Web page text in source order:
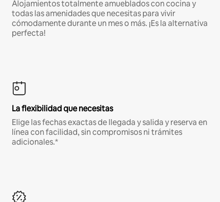
Alojamientos totalmente amueblados con cocina y
todas las amenidades que necesitas para vivir
cómodamente durante un mes o más. ¡Es la alternativa
perfecta!
La flexibilidad que necesitas
Elige las fechas exactas de llegada y salida y reserva en
línea con facilidad, sin compromisos ni trámites
adicionales.*